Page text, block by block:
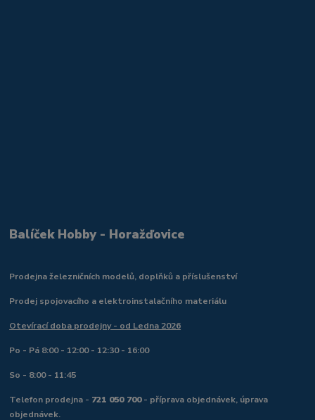
Balíček Hobby - Horažďovice
Prodejna železničních modelů, doplňků a příslušenství
Prodej spojovacího a elektroinstalačního materiálu
Otevírací doba prodejny - od Ledna 2026
Po - Pá 8:00 - 12:00 - 12:30 - 16:00
So - 8:00 - 11:45
Telefon prodejna - 721 050 700- příprava objednávek, úprava
objednávek.